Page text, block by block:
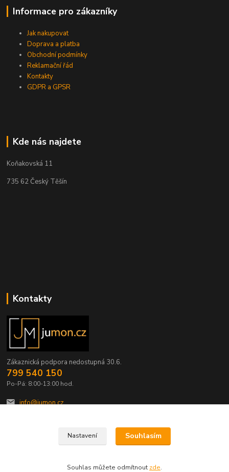
Informace pro zákazníky
Jak nakupovat
Doprava a platba
Obchodní podmínky
Reklamační řád
Kontakty
GDPR a GPSR
Kde nás najdete
Koňakovská 11
735 62 Český Těšín
Kontakty
Zákaznická podpora nedostupná 30.6.
799 540 150
Po-Pá: 8:00-13:00 hod.
info@jumon.cz
Nastavení Souhlasím
Souhlas můžete odmítnout zde.